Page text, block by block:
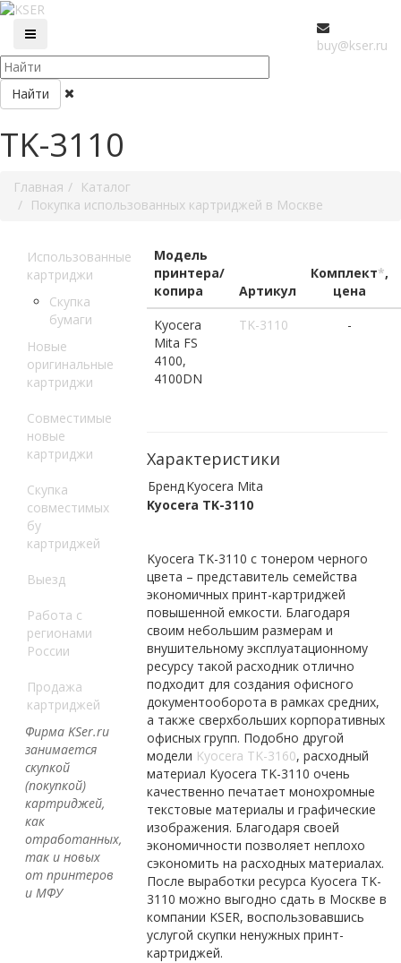
buy@kser.ru
Найти
TK-3110
Главная
Каталог
Покупка использованных картриджей в Москве
Использованные
картриджи
Скупка
бумаги
Новые
оригинальные
картриджи
Совместимые
новые
картриджи
Скупка
совместимых
бу
картриджей
Выезд
Работа с
регионами
России
Продажа
картриджей
Фирма KSer.ru
занимается
скупкой
(покупкой)
картриджей,
как
отработанных,
так и новых
от принтеров
и МФУ
Модель
принтера/
копира
Артикул
Комплект*,
цена
Kyocera
Mita FS
4100,
4100DN
TK-3110 -
Характеристики
БрендKyocera Mita
Kyocera TK-3110
Kyocera TK-3110 с тонером черного
цвета – представитель семейства
экономичных принт-картриджей
повышенной емкости. Благодаря
своим небольшим размерам и
внушительному эксплуатационному
ресурсу такой расходник отлично
подходит для создания офисного
документооборота в рамках средних,
а также сверхбольших корпоративных
офисных групп. Подобно другой
модели Kyocera TK-3160, расходный
материал Kyocera TK-3110 очень
качественно печатает монохромные
текстовые материалы и графические
изображения. Благодаря своей
экономичности позволяет неплохо
сэкономить на расходных материалах.
После выработки ресурса Kyocera TK-
3110 можно выгодно сдать в Москве в
компании KSER, воспользовавшись
услугой скупки ненужных принт-
картриджей.